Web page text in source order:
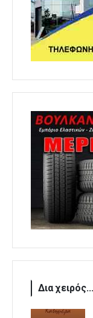
Δια χειρός...